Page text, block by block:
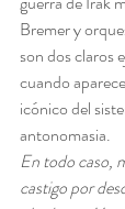
Bremer y
son dos claros
cuando
icónico del
antonomasia.
En todo caso,
castigo por